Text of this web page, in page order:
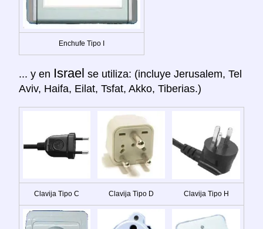
Enchufe Tipo I
... y en Israel se utiliza: (incluye Jerusalem, Tel
Aviv, Haifa, Eilat, Tsfat, Akko, Tiberias.)
Clavija Tipo C Clavija Tipo D Clavija Tipo H